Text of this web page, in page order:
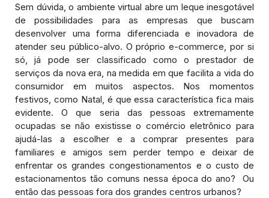
Sem dúvida, o ambiente virtual abre um leque inesgotável
de possibilidades para as empresas que buscam
desenvolver uma forma diferenciada e inovadora de
atender seu público-alvo. O próprio e-commerce, por si
só, já pode ser classificado como o prestador de
serviços da nova era, na medida em que facilita a vida do
consumidor em muitos aspectos. Nos momentos
festivos, como Natal, é que essa característica fica mais
evidente. O que seria das pessoas extremamente
ocupadas se não existisse o comércio eletrônico para
ajudá-las a escolher e a comprar presentes para
familiares e amigos sem perder tempo e deixar de
enfrentar os grandes congestionamentos e o custo de
estacionamentos tão comuns nessa época do ano? Ou
então das pessoas fora dos grandes centros urbanos?